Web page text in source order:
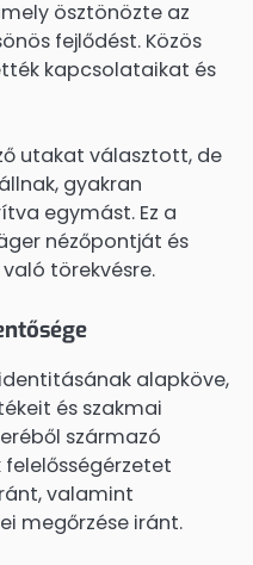
ösztönözte az
fejlődést. Közös
kapcsolataikat és
utakat választott, de
gyakran
egymást. Ez a
nézőpontját és
törekvésre.
alapköve,
és szakmai
származó
valamint
megőrzése iránt.